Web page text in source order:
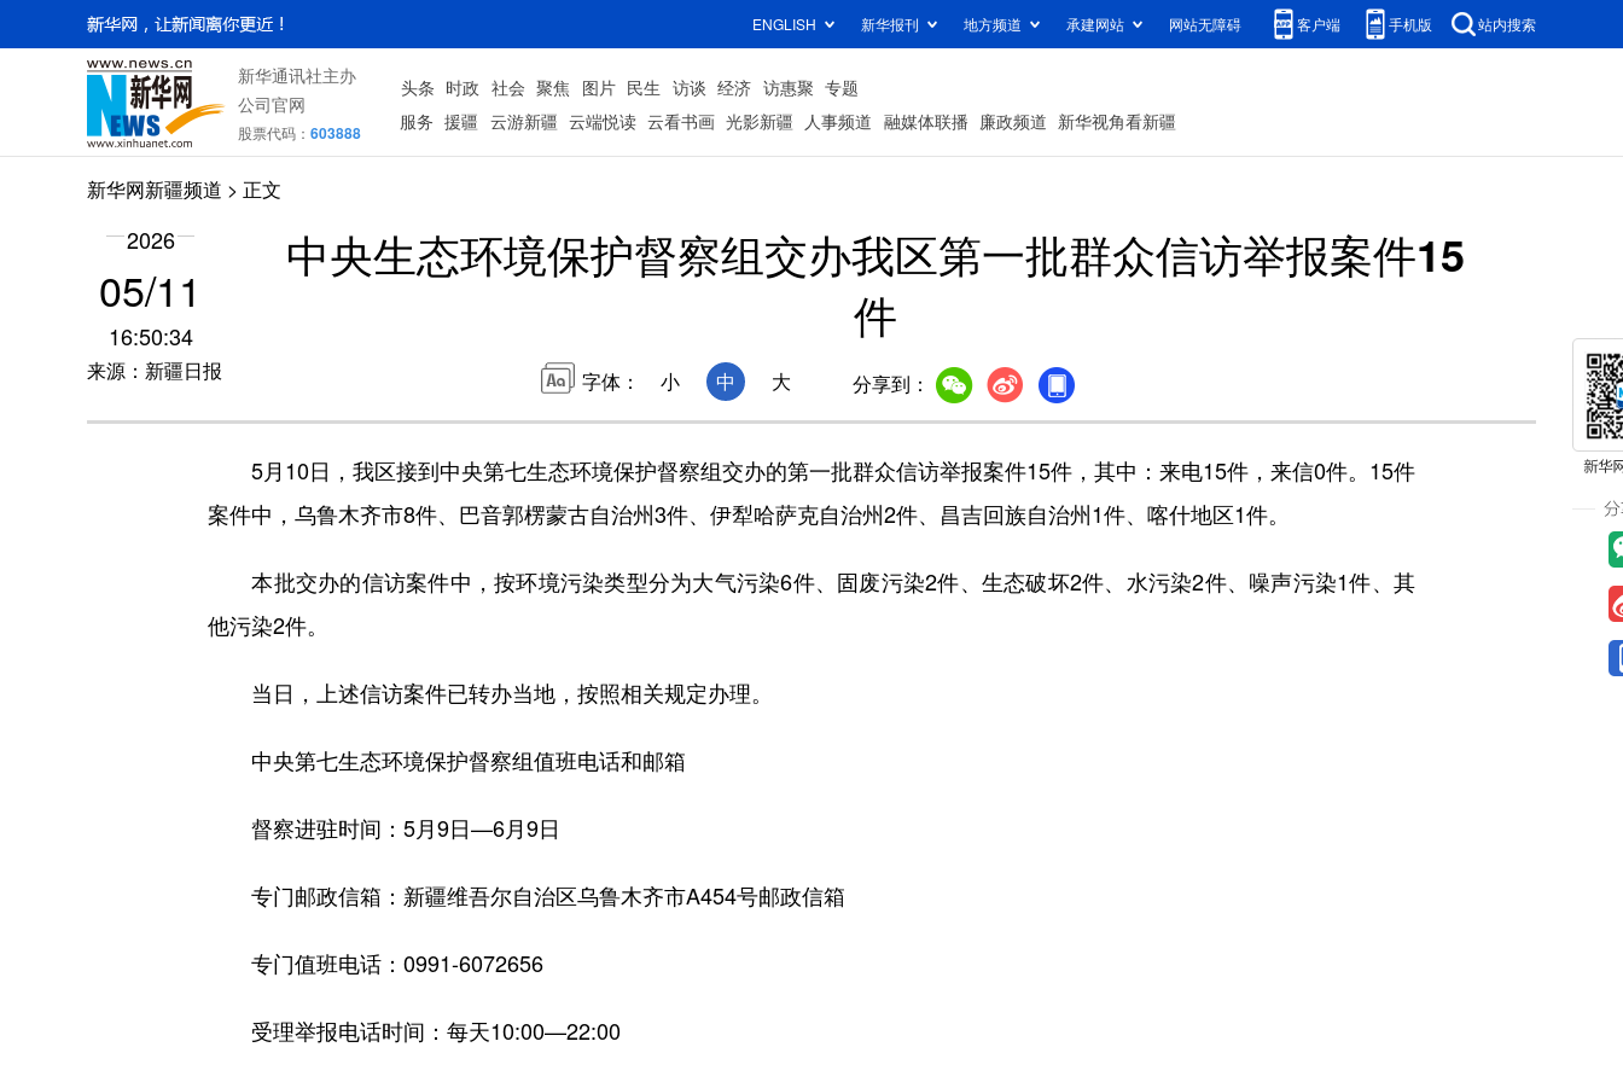
ENGLISH 新华报刊 地方频道 承建网站 网站无障碍 客户端 手机版 站内搜索
新华通讯社主办
公司官网
股票代码： 603888
头条 时政 社会 聚焦 图片 民生 访谈 经济 访惠聚 专题
服务 援疆 云游新疆 云端悦读 云看书画 光影新疆 人事频道 融媒体联播 廉政频道 新华视角看新疆
新华网新疆频道 > 正文
2026
05/11
16:50:34
来源：新疆日报
中央生态环境保护督察组交办我区第一批群众信访举报案件15
件
字体： 小 中 大 分享到：
5月10日，我区接到中央第七生态环境保护督察组交办的第一批群众信访举报案件15件，其中：来电15件，来信0件。15件
案件中，乌鲁木齐市8件、巴音郭楞蒙古自治州3件、伊犁哈萨克自治州2件、昌吉回族自治州1件、喀什地区1件。
本批交办的信访案件中，按环境污染类型分为大气污染6件、固废污染2件、生态破坏2件、水污染2件、噪声污染1件、其
他污染2件。
当日，上述信访案件已转办当地，按照相关规定办理。
中央第七生态环境保护督察组值班电话和邮箱
督察进驻时间：5月9日—6月9日
专门邮政信箱：新疆维吾尔自治区乌鲁木齐市A454号邮政信箱
专门值班电话：0991-6072656
受理举报电话时间：每天10:00—22:00